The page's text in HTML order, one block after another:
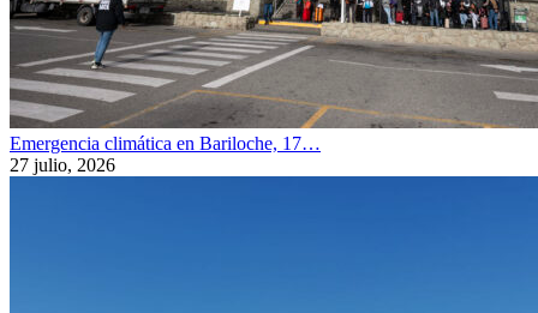
Emergencia climática en Bariloche, 17…
27 julio, 2026